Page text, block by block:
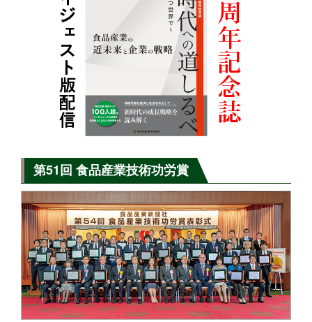
第51回 食品産業技術功労賞